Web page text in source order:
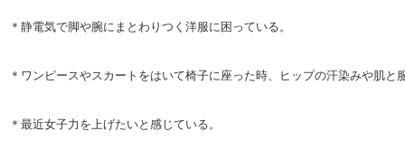
＊静電気で脚や腕にまとわりつく洋服に困っている。
＊ワンピースやスカートをはいて椅子に座った時、ヒップの汗染みや肌と
＊最近女子力を上げたいと感じている。